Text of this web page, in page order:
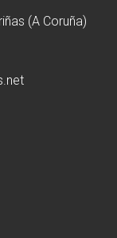
(A Coruña)